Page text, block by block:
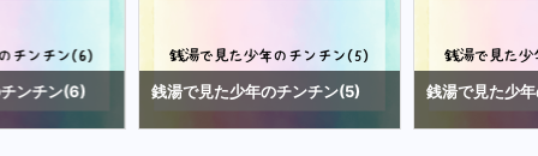
ンチン(6) 銭湯で見た少年のチンチン(5) 銭湯で見た少